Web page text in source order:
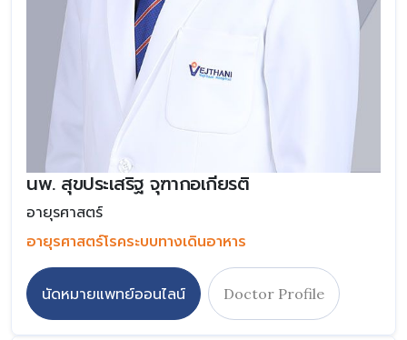
นพ. สุขประเสริฐ จุฑากอเกียรติ
อายุรศาสตร์
อายุรศาสตร์โรคระบบทางเดินอาหาร
นัดหมายแพทย์ออนไลน์ Doctor Profile